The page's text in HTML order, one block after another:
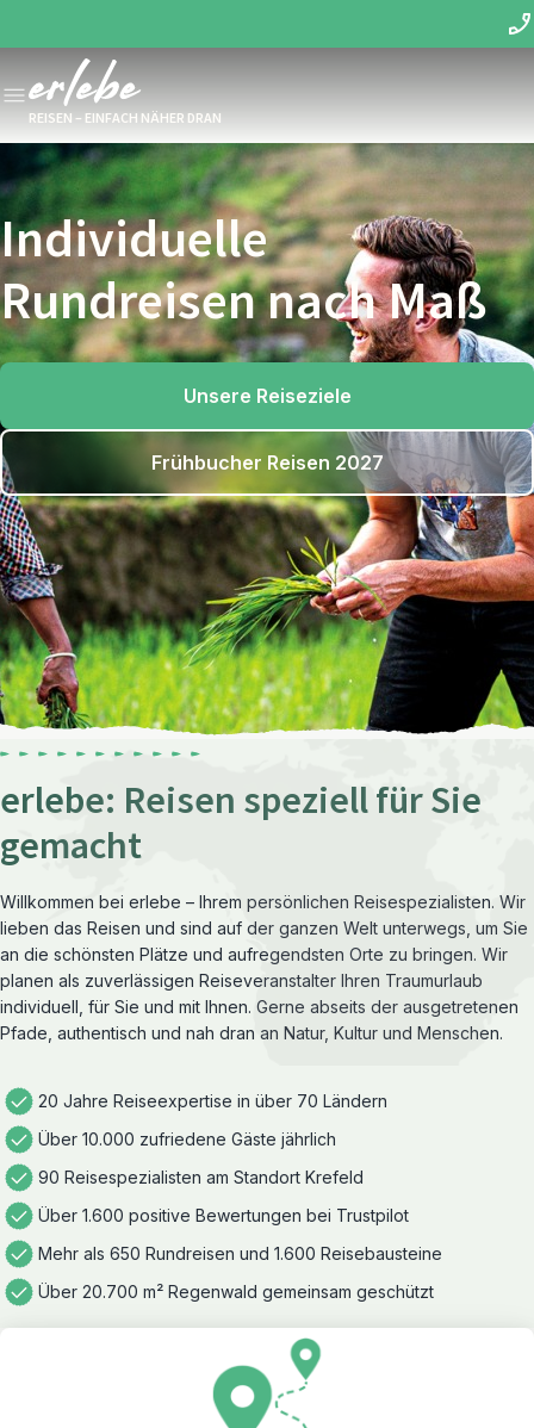
REISEN – EINFACH NÄHER DRAN
Individuelle
Rundreisen nach Maß
Unsere Reiseziele
Frühbucher Reisen 2027
erlebe: Reisen speziell für Sie
gemacht
Willkommen bei erlebe – Ihrem persönlichen Reisespezialisten. Wir
lieben das Reisen und sind auf der ganzen Welt unterwegs, um Sie
an die schönsten Plätze und aufregendsten Orte zu bringen. Wir
planen als zuverlässigen Reiseveranstalter Ihren Traumurlaub
individuell, für Sie und mit Ihnen. Gerne abseits der ausgetretenen
Pfade, authentisch und nah dran an Natur, Kultur und Menschen.
20 Jahre Reiseexpertise in über 70 Ländern
Über 10.000 zufriedene Gäste jährlich
90 Reisespezialisten am Standort Krefeld
Über 1.600 positive Bewertungen bei Trustpilot
Mehr als 650 Rundreisen und 1.600 Reisebausteine
Über 20.700 m² Regenwald gemeinsam geschützt